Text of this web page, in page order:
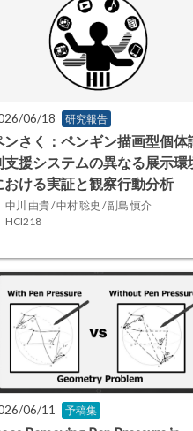
06/18 研究報告
ンさく：ペンギン描画型個体
支援システムの異なる展示環
おける実証と観察行動分析
中川 由貴 / 中村 聡史 / 副島 慎介
HCI218
06/11 予稿集